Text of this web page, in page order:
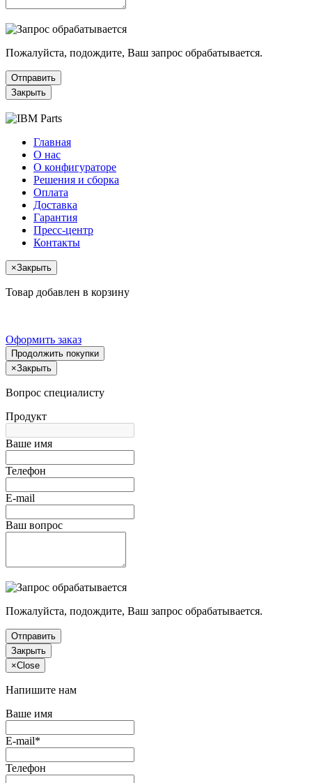
Пожалуйста, подождите, Ваш запрос обрабатывается.
Отправить
Закрыть
Главная
О нас
О конфигураторе
Решения и сборка
Оплата
Доставка
Гарантия
Пресс-центр
Контакты
×Закрыть
Товар добавлен в корзину
Оформить заказ
Продолжить покупки
×Закрыть
Вопрос специалисту
Продукт
Ваше имя
Телефон
E-mail
Ваш вопрос
Пожалуйста, подождите, Ваш запрос обрабатывается.
Отправить
Закрыть
×Close
Напишите нам
Ваше имя
E-mail*
Телефон